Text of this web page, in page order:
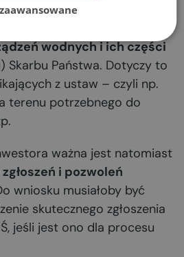
się nowy przepis, który
Wody Polskie do nabywania
wodnych i ich części
Skarbu Państwa. Dotyczy to
z ustaw – czyli np.
terenu potrzebnego do
ważna jest natomiast
zgłoszeń i pozwoleń
wniosku musiałoby być
skutecznego zgłoszenia
jeśli jest ono dla procesu